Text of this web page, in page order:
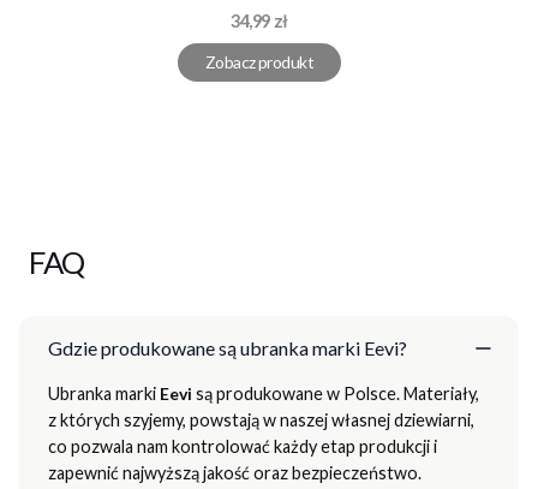
Cena
34,99 zł
Zobacz produkt
FAQ
Gdzie produkowane są ubranka marki Eevi?
Ubranka marki Eevi są produkowane w Polsce. Materiały,
z których szyjemy, powstają w naszej własnej dziewiarni,
co pozwala nam kontrolować każdy etap produkcji i
zapewnić najwyższą jakość oraz bezpieczeństwo.